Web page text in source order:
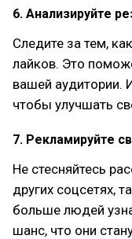
6. Анализируйте
Следите за тем,
лайков. Это
вашей аудитории.
чтобы улучшать
7. Рекламируйте
Не стесняйтесь
других соцсетях,
больше людей
шанс, что они